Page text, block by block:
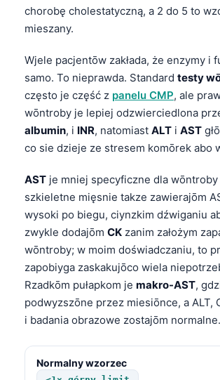
chorobę cholestatyczną, a 2 do 5 to
mieszany.
Wjele pacjentōw zakłada, że enzymy i
samo. To nieprawda. Standard testy
często je część z panelu CMP, ale
wōntroby je lepiej odzwierciedlona
albumin, i INR, natomiast ALT i AST
co sie dzieje ze stresem komōrek abo
AST je mniej specyficzne dla
szkieletne mięsnie takze zawierajōm
wysoki po biegu, ciynzkim dźwiganiu
zwykle dodajōm CK zanim założym
wōntroby; w moim doświadczaniu, to
zapobiyga zaskakujōco wiela
Rzadkōm pułapkom je makro-AST,
podwyzszōne przez miesiōnce, a ALT,
i badania obrazowe zostajōm normalne.
Normalny wzorzec